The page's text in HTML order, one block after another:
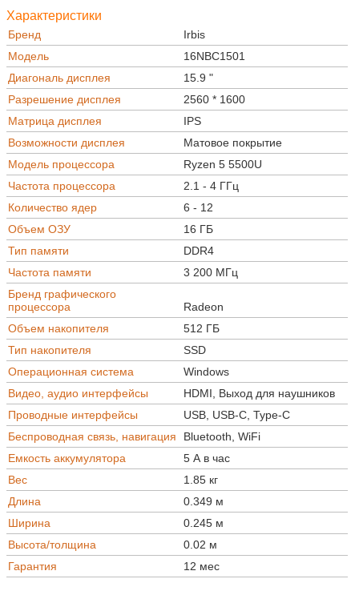
Характеристики
Бренд
Irbis
Модель
16NBC1501
Диагональ дисплея
15.9 "
Разрешение дисплея
2560 * 1600
Матрица дисплея
IPS
Возможности дисплея
Матовое покрытие
Модель процессора
Ryzen 5 5500U
Частота процессора
2.1 - 4 ГГц
Количество ядер
6 - 12
Объем ОЗУ
16 ГБ
Тип памяти
DDR4
Частота памяти
3 200 МГц
Бренд графического
процессора
Radeon
Объем накопителя
512 ГБ
Тип накопителя
SSD
Операционная система
Windows
Видео, аудио интерфейсы
HDMI, Выход для наушников
Проводные интерфейсы
USB, USB-C, Type-C
Беспроводная связь, навигация
Bluetooth, WiFi
Емкость аккумулятора
5 А в час
Вес
1.85 кг
Длина
0.349 м
Ширина
0.245 м
Высота/толщина
0.02 м
Гарантия
12 мес